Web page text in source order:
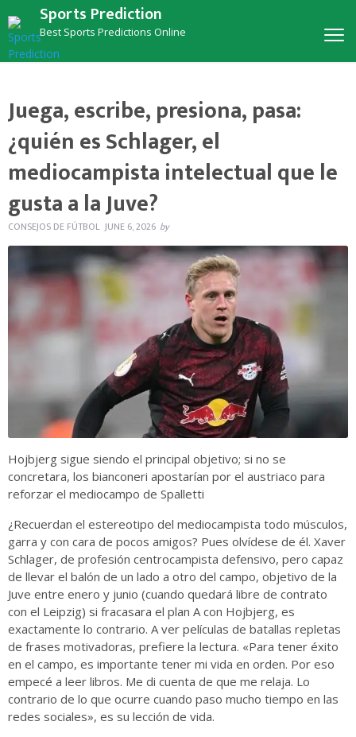
Sports Prediction
Best Sports Predictions Online
Juega, escribe, presiona, pasa:
¿quién es Schlager, el
mediocampista intelectual que le
gusta a la Juve?
CONSEJOS DE FÚTBOL JUNE 6, 2026 by
Hojbjerg sigue siendo el principal objetivo; si no se
concretara, los bianconeri apostarían por el austriaco para
reforzar el mediocampo de Spalletti
¿Recuerdan el estereotipo del mediocampista todo músculos,
garra y con cara de pocos amigos? Pues olvídese de él. Xaver
Schlager, de profesión centrocampista defensivo, pero capaz
de llevar el balón de un lado a otro del campo, objetivo de la
Juve entre enero y junio (cuando quedará libre de contrato
con el Leipzig) si fracasara el plan A con Hojbjerg, es
exactamente lo contrario. A ver películas de batallas repletas
de frases motivadoras, prefiere la lectura. «Para tener éxito
en el campo, es importante tener mi vida en orden. Por eso
empecé a leer libros. Me di cuenta de que me relaja. Lo
contrario de lo que ocurre cuando paso mucho tiempo en las
redes sociales», es su lección de vida.